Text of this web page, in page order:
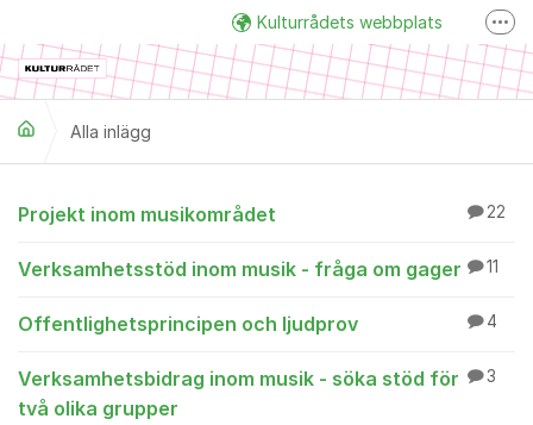
Kulturrådets webbplats
Facebook Twitter
Alla inlägg
Alla inlägg
Projekt inom musikområdet 22
Verksamhetsstöd inom musik - fråga om gager 11
Offentlighetsprincipen och ljudprov 4
Verksamhetsbidrag inom musik - söka stöd för
två olika grupper
3